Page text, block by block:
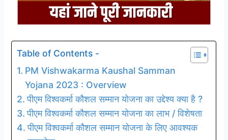
Table of Contents -
PM Vishwakarma Kaushal Samman
Yojana 2023 : Overview
पीएम विश्वकर्मा कौशल सम्मान योजना का उद्देश्य क्या है ?
पीएम विश्वकर्मा कौशल सम्मान योजना का लाभ / विशेषता
पीएम विश्वकर्मा कौशल सम्मान योजना के लिए आवश्यक